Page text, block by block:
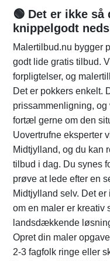
🟢 Det er ikke så
knippelgodt
Malertilbud.nu bygger
godt lide gratis tilbud.
forpligtelser, og
Det er pokkers enkelt.
prissammenligning, og
fortæl gerne om den
Uovertrufne eksperter
Midtjylland, og du kan
tilbud i dag. Du synes
prøve at lede efter en
Midtjylland selv. Det
om en maler er kreativ
landsdækkende
Opret din maler
2-3 fagfolk ringe eller